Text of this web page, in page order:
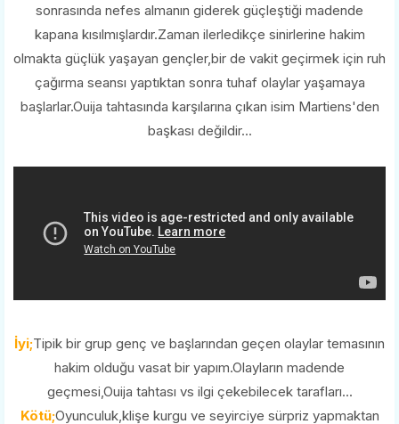
sonrasında nefes almanın giderek güçleştiği madende
kapana kısılmışlardır.Zaman ilerledikçe sinirlerine hakim
olmakta güçlük yaşayan gençler,bir de vakit geçirmek için ruh
çağırma seansı yaptıktan sonra tuhaf olaylar yaşamaya
başlarlar.Ouija tahtasında karşılarına çıkan isim Martiens'den
başkası değildir...
İyi;Tipik bir grup genç ve başlarından geçen olaylar temasının
hakim olduğu vasat bir yapım.Olayların madende
geçmesi,Ouija tahtası vs ilgi çekebilecek tarafları...
Kötü;Oyunculuk,klişe kurgu ve seyirciye sürpriz yapmaktan